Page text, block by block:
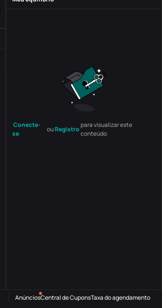
Ordem.
Conecte-
se
ouRegistro
para visualizar este
conteúdo
AnúnciosCentral de CuponsTaxa do agendamento